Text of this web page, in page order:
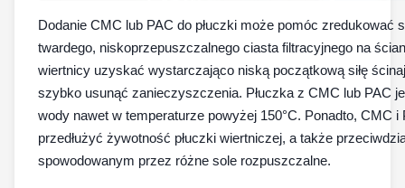
Dodanie CMC lub PAC do płuczki może pomóc zredukować
twardego, niskoprzepuszczalnego ciasta filtracyjnego na
wiertnicy uzyskać wystarczająco niską początkową siłę
szybko usunąć zanieczyszczenia. Płuczka z CMC lub PAC
wody nawet w temperaturze powyżej 150°C. Ponadto, CMC
przedłużyć żywotność płuczki wiertniczej, a także
spowodowanym przez różne sole rozpuszczalne.